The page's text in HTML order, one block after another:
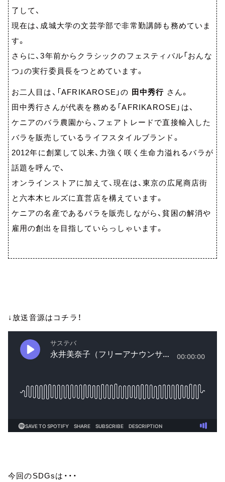
了して、
現在は、成城大学の文芸学部で非常勤講師も務めていま
す。
さらに、3年前からクラシックのフェスティバル「おんな
つ」の実行委員長をつとめています。
お二人目は、「AFRIKAROSE」の 田中秀行 さん。
田中秀行さんが代表を務める「AFRIKAROSE」は、
ケニアのバラ農園から、フェアトレードで直接輸入した
バラを販売しているライフスタイルブランド。
2012年に創業して以来、力強く咲く生命力溢れるバラが
話題を呼んで、
オンラインストアに加えて、現在は、東京の広尾商店街
と六本木ヒルズに直営店を構えています。
ケニアの名産であるバラを販売しながら、貧困の解消や
雇用の創出を目指していらっしゃいます。
↓放送音源はコチラ！
今回のSDGsは・・・